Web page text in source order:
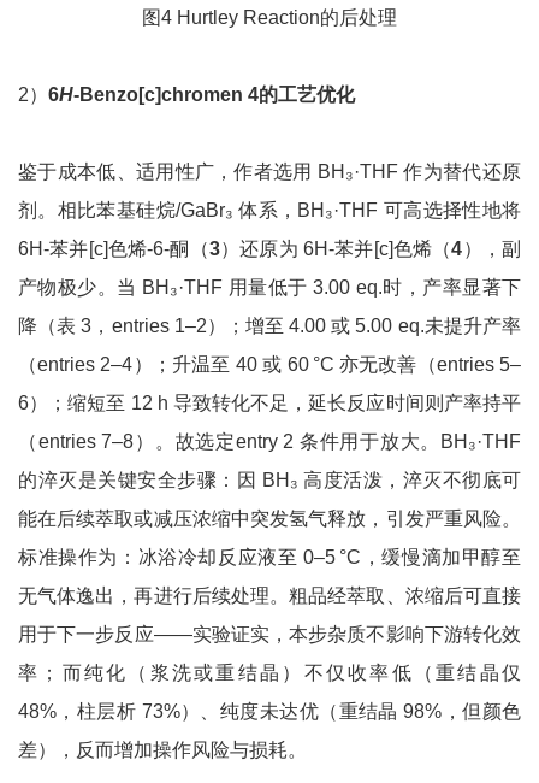
图4 Hurtley Reaction的后处理
2） 6H-Benzo[c]chromen 4的工艺优化
鉴于成本低、适用性广，作者选用 BH₃·THF 作为替代还原
剂。相比苯基硅烷/GaBr₃ 体系，BH₃·THF 可高选择性地将
6H-苯并[c]色烯-6-酮（3）还原为 6H-苯并[c]色烯（4），副
产物极少。当 BH₃·THF 用量低于 3.00 eq.时，产率显著下
降（表 3，entries 1–2）；增至 4.00 或 5.00 eq.未提升产率
（entries 2–4）；升温至 40 或 60 °C 亦无改善（entries 5–
6）；缩短至 12 h 导致转化不足，延长反应时间则产率持平
（entries 7–8）。故选定entry 2 条件用于放大。BH₃·THF
的淬灭是关键安全步骤：因 BH₃ 高度活泼，淬灭不彻底可
能在后续萃取或减压浓缩中突发氢气释放，引发严重风险。
标准操作为：冰浴冷却反应液至 0–5 °C，缓慢滴加甲醇至
无气体逸出，再进行后续处理。粗品经萃取、浓缩后可直接
用于下一步反应——实验证实，本步杂质不影响下游转化效
率；而纯化（浆洗或重结晶）不仅收率低（重结晶仅
48%，柱层析 73%）、纯度未达优（重结晶 98%，但颜色
差），反而增加操作风险与损耗。